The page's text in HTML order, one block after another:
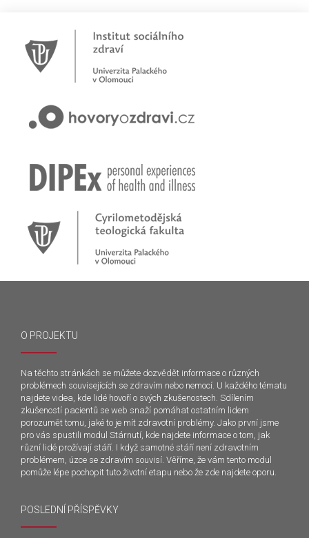
O PROJEKTU
Na těchto stránkách se můžete dozvědět informace o různých
problémech souvisejících se zdravím nebo nemocí. U každého tématu
najdete videa, kde lidé hovoří o svých zkušenostech. Sdílením
zkušeností pacientů se web snaží pomáhat ostatním lidem
porozumět tomu, jaké to je mít zdravotní problémy. Jako první jsme
pro vás spustili modul Stárnutí, kde najdete informace o tom, jak
různí lidé prožívají stáří. I když samotné stáří není zdravotním
problémem, úzce se zdravím souvisí. Věříme, že vám tento modul
pomůže lépe pochopit tuto životní etapu nebo že zde najdete oporu.
POSLEDNÍ PŘÍSPĚVKY